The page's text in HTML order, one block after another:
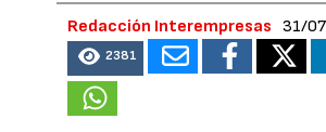
Redacción Interempresas 31/
2381